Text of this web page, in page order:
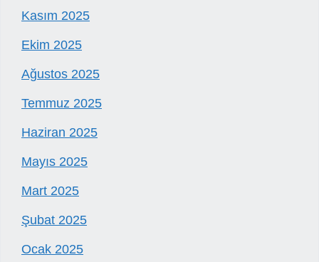
Kasım 2025
Ekim 2025
Ağustos 2025
Temmuz 2025
Haziran 2025
Mayıs 2025
Mart 2025
Şubat 2025
Ocak 2025